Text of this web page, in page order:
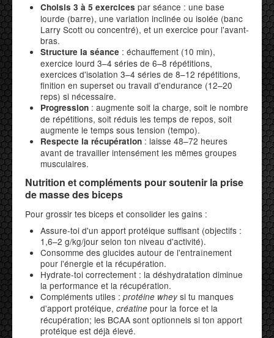
Choisis 3 à 5 exercices par séance : une base
lourde (barre), une variation inclinée ou isolée (banc
Larry Scott ou concentré), et un exercice pour l'avant-
bras.
Structure la séance : échauffement (10 min),
exercice lourd 3–4 séries de 6–8 répétitions,
exercices d'isolation 3–4 séries de 8–12 répétitions,
finition en superset ou travail d'endurance (12–20
reps) si nécessaire.
Progression : augmente soit la charge, soit le nombre
de répétitions, soit réduis les temps de repos, soit
augmente le temps sous tension (tempo).
Respecte la récupération : laisse 48–72 heures
avant de travailler intensément les mêmes groupes
musculaires.
Nutrition et compléments pour soutenir la prise
de masse des biceps
Pour grossir tes biceps et consolider les gains :
Assure-toi d'un apport protéique suffisant (objectifs :
1,6–2 g/kg/jour selon ton niveau d'activité).
Consomme des glucides autour de l'entraînement
pour l'énergie et la récupération.
Hydrate-toi correctement : la déshydratation diminue
la performance et la récupération.
Compléments utiles : protéine whey si tu manques
d'apport protéique, créatine pour la force et la
récupération; les BCAA sont optionnels si ton apport
protéique est déjà élevé.